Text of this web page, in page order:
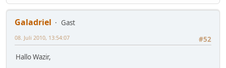
Galadriel
Gast
#52
08. Juli 2010, 13:54:07
Hallo Wazir,